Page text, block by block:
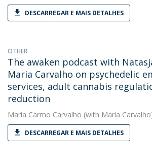
DESCARREGAR E MAIS DETALHES
OTHER
The awaken podcast with
Maria Carvalho on psychedelic
services, adult cannabis
reduction
Maria Carmo Carvalho (with Maria
DESCARREGAR E MAIS DETALHES